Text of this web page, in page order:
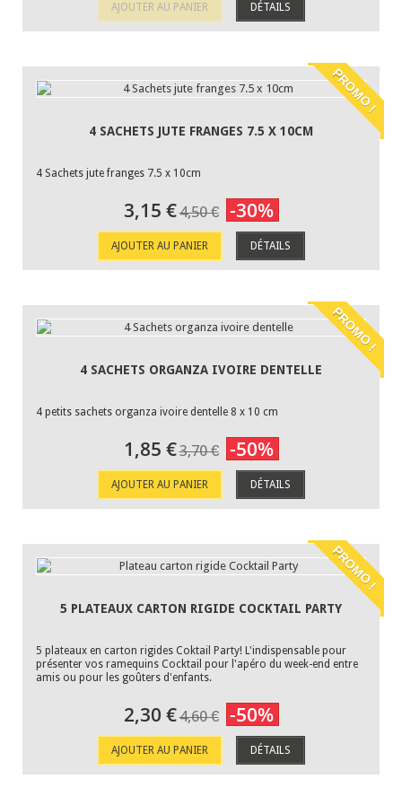
AJOUTER AU PANIER DÉTAILS
PROMO !
4 SACHETS JUTE FRANGES 7.5 X 10CM
4 Sachets jute franges 7.5 x 10cm
3,15 €4,50 € -30%
AJOUTER AU PANIER DÉTAILS
PROMO !
4 SACHETS ORGANZA IVOIRE DENTELLE
4 petits sachets organza ivoire dentelle 8 x 10 cm
1,85 €3,70 € -50%
AJOUTER AU PANIER DÉTAILS
PROMO !
5 PLATEAUX CARTON RIGIDE COCKTAIL PARTY
5 plateaux en carton rigides Coktail Party! L'indispensable pour
présenter vos ramequins Cocktail pour l'apéro du week-end entre
amis ou pour les goûters d'enfants.
2,30 €4,60 € -50%
AJOUTER AU PANIER DÉTAILS